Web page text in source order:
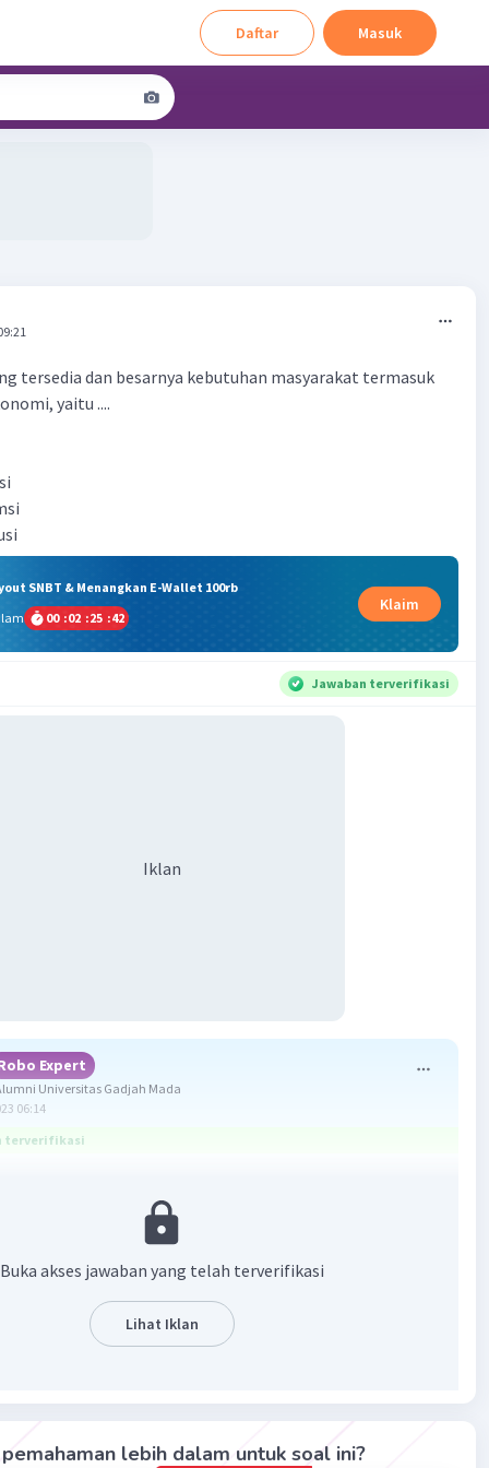
Daftar Masuk
tersedia dan besarnya kebutuhan masyarakat termasuk
yaitu ....
SNBT & Menangkan E-Wallet 100rb
00 :02 :25 :41
Klaim
Jawaban terverifikasi
Iklan
Expert
Universitas Gadjah Mada
06:14
terverifikasi
utama dalam ekonomi modern. Adapun masalah-
adalah what, how, dan for whom. Barang dan Jasa
Diproduksi dan Seberapa Banyak(what?) Masalah pokok
penting dalam ekonomi adalah bagaimana produsen
barang dan jasa apa yang diproduksi. Selain itu,
sia-sia.
Buka akses jawaban yang telah terverifikasi
Lihat Iklan
lebih dalam untuk soal ini?